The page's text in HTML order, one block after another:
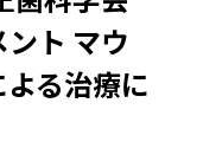
公開講座
事業
ト マウ
る治療に